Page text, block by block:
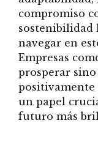
compromiso
sostenibilidad
navegar en
Empresas
prosperar
positivamente
un papel
futuro más